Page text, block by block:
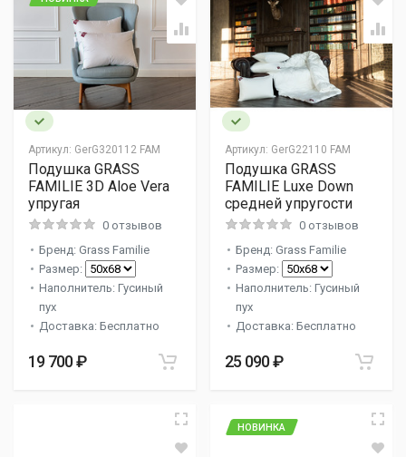
Артикул: GerG320112 FAM
Подушка GRASS
FAMILIE 3D Aloe Vera
упругая
0 отзывов
Бренд: Grass Familie
Размер:
Наполнитель: Гусиный
пух
Доставка: Бесплатно
19 700 ₽
Артикул: GerG22110 FAM
Подушка GRASS
FAMILIE Luxe Down
средней упругости
0 отзывов
Бренд: Grass Familie
Размер:
Наполнитель: Гусиный
пух
Доставка: Бесплатно
25 090 ₽
НОВИНКА